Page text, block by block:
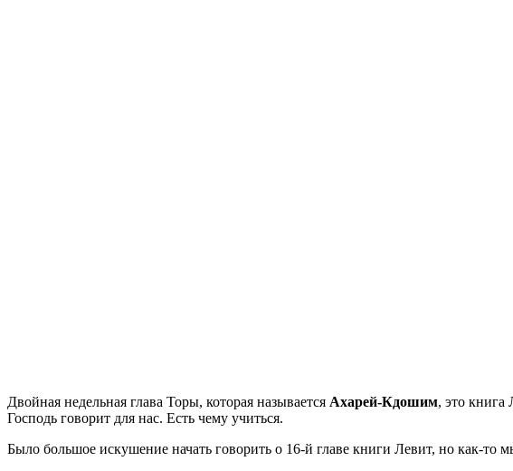
Двойная недельная глава Торы, которая называется Ахарей-Кдошим, это книга
Господь говорит для нас. Есть чему учиться.
Было большое искушение начать говорить о 16-й главе книги Левит, но как-